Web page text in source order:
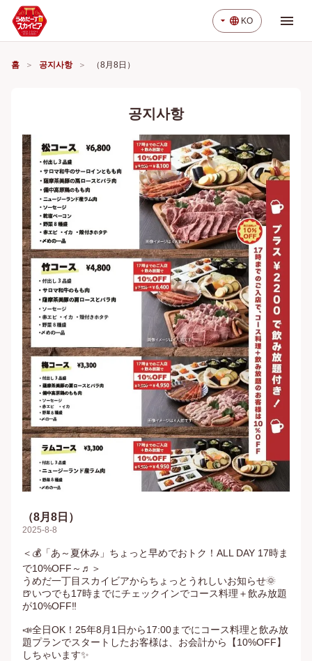
arrow_drop_down language KO menu
홈 공지사항 （8月8日）
공지사항
（8月8日）
2025-8-8
＜💰「あ～夏休み」ちょっと早めでおトク！ALL DAY 17時ま
で10%OFF～♬＞
うめだ一丁目スカイビアからちょっとうれしいお知らせ🌞
🍺いつでも17時までにチェックインでコース料理＋飲み放題
が10%OFF‼️
📣全日OK！25年8月1日から17:00までにコース料理と飲み放
題プランでスタートしたお客様は、お会計から【10%OFF】
しちゃいます✨